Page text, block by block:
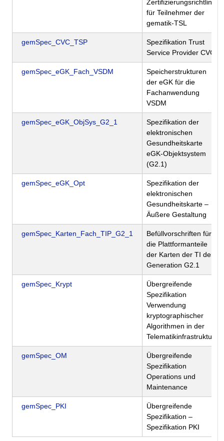
Zertifizierungsrichtlinie
für Teilnehmer der
gematik-TSL
gemSpec_CVC_TSP
Spezifikation Trust
Service Provider CVC
gemSpec_eGK_Fach_VSDM
Speicherstrukturen
der eGK für die
Fachanwendung
VSDM
gemSpec_eGK_ObjSys_G2_1
Spezifikation der
elektronischen
Gesundheitskarte
eGK-Objektsystem
(G2.1)
gemSpec_eGK_Opt
Spezifikation der
elektronischen
Gesundheitskarte –
Äußere Gestaltung
gemSpec_Karten_Fach_TIP_G2_1
Befüllvorschriften für
die Plattformanteile
der Karten der TI der
Generation G2.1
gemSpec_Krypt
Übergreifende
Spezifikation
Verwendung
kryptographischer
Algorithmen in der
Telematikinfrastruktur
gemSpec_OM
Übergreifende
Spezifikation
Operations und
Maintenance
gemSpec_PKI
Übergreifende
Spezifikation –
Spezifikation PKI